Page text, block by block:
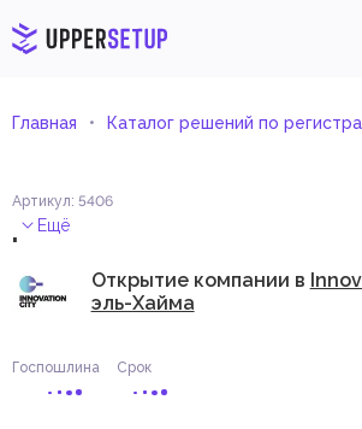
Главная Каталог решений по
Артикул: 5406
. Ещё
Открытие компании в
эль-Хайма
Госпошлина Срок